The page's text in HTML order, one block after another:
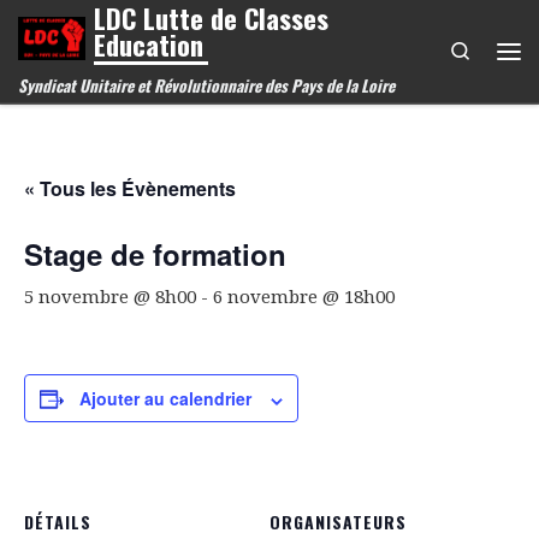
Passer au contenu
LDC Lutte de Classes
Education
Syndicat Unitaire et Révolutionnaire des Pays de la Loire
Search
« Tous les Évènements
Stage de formation
5 novembre @ 8h00 - 6 novembre @ 18h00
Ajouter au calendrier
DÉTAILS ORGANISATEURS